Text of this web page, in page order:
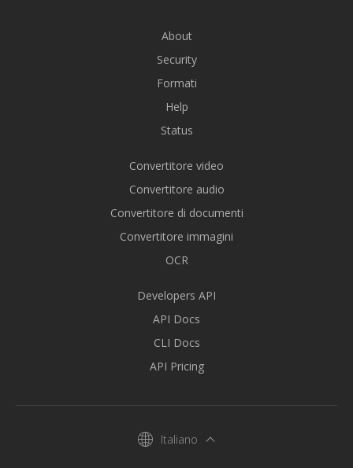
About
Security
Formati
Help
Status
Convertitore video
Convertitore audio
Convertitore di documenti
Convertitore immagini
OCR
Developers API
API Docs
CLI Docs
API Pricing
Italiano